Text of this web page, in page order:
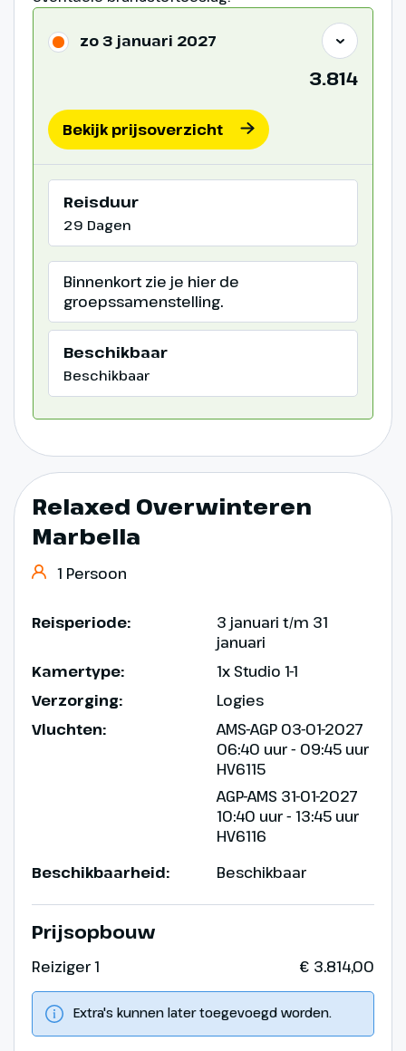
zo 3 januari 2027
3.814
Bekijk prijsoverzicht
Reisduur
29 Dagen
Binnenkort zie je hier de
groepssamenstelling.
Beschikbaar
Beschikbaar
Relaxed Overwinteren
Marbella
1 Persoon
Reisperiode:
3 januari t/m 31
januari
Kamertype:
1x Studio 1-1
Verzorging:
Logies
Vluchten:
AMS-AGP 03-01-2027
06:40 uur - 09:45 uur
HV6115
AGP-AMS 31-01-2027
10:40 uur - 13:45 uur
HV6116
Beschikbaarheid:
Beschikbaar
Prijsopbouw
Reiziger 1 € 3.814,00
Extra's kunnen later toegevoegd worden.